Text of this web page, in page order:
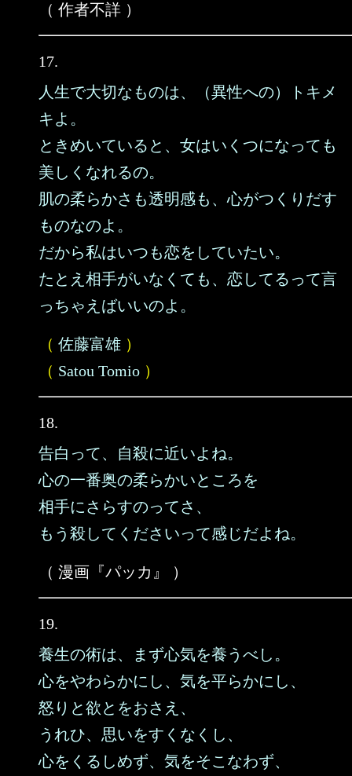
（ 作者不詳 ）
17.
人生で大切なものは、（異性への）トキメ
キよ。
ときめいていると、女はいくつになっても
美しくなれるの。
肌の柔らかさも透明感も、心がつくりだす
ものなのよ。
だから私はいつも恋をしていたい。
たとえ相手がいなくても、恋してるって言
っちゃえばいいのよ。
（ 佐藤富雄 ）
（ Satou Tomio ）
18.
告白って、自殺に近いよね。
心の一番奥の柔らかいところを
相手にさらすのってさ、
もう殺してくださいって感じだよね。
（ 漫画『パッカ』 ）
19.
養生の術は、まず心気を養うべし。
心をやわらかにし、気を平らかにし、
怒りと欲とをおさえ、
うれひ、思いをすくなくし、
心をくるしめず、気をそこなわず、